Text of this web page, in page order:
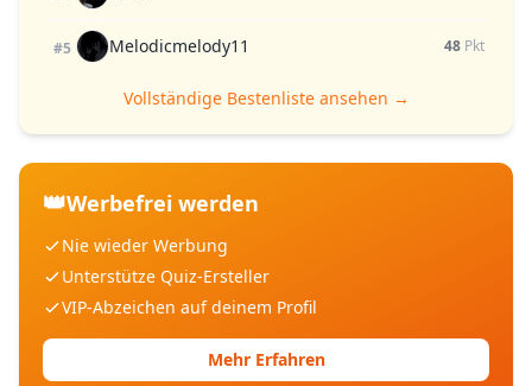
#5 Melodicmelody11 48 Pkt
Vollständige Bestenliste ansehen →
👑Werbefrei werden
Nie wieder Werbung
Unterstütze Quiz-Ersteller
VIP-Abzeichen auf deinem Profil
Mehr Erfahren